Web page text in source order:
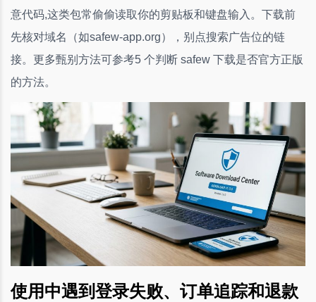
意代码,这类包常偷偷读取你的剪贴板和键盘输入。下载前
先核对域名（如safew-app.org），别点搜索广告位的链
接。更多甄别方法可参考5 个判断 safew 下载是否官方正版
的方法。
使用中遇到登录失败、订单追踪和退款